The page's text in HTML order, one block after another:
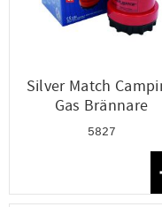
Silver Match
Gas Brännare
5827